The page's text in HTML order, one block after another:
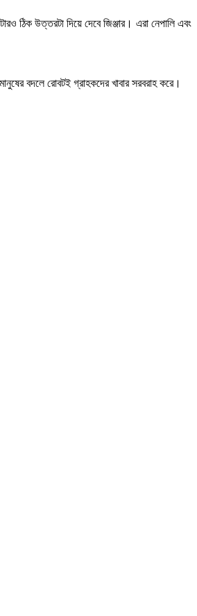
ঠিক উত্তরটা দিয়ে দেবে জিঞ্জার। এরা নেপালি এবং
বদলে রোবটই গ্রাহকদের খাবার সরবরাহ করে।